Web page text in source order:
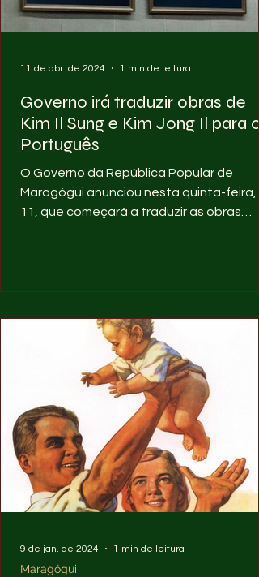
Governo irá traduzir obras de
Kim Il Sung e Kim Jong Il para o
Português
O Governo da República Popular de
Maragógui anunciou nesta quinta-feira,
11, que começará a traduzir as obras
11 de abr. de 2024 1 min de leitura
Maragógui
9 de jan. de 2024 1 min de leitura